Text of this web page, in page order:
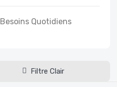
Besoins Quotidiens
Filtre Clair